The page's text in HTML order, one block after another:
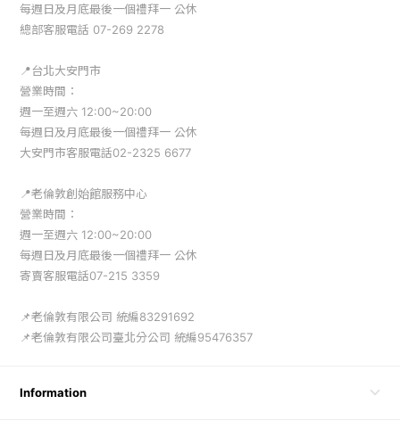
每週日及月底最後一個禮拜一 公休
總部客服電話 07-269 2278
📍台北大安門市
營業時間：
週一至週六 12:00~20:00
每週日及月底最後一個禮拜一 公休
大安門市客服電話02-2325 6677
📍老倫敦創始館服務中心
營業時間：
週一至週六 12:00~20:00
每週日及月底最後一個禮拜一 公休
寄賣客服電話07-215 3359
📌老倫敦有限公司 統編83291692
📌老倫敦有限公司臺北分公司 統編95476357
Information